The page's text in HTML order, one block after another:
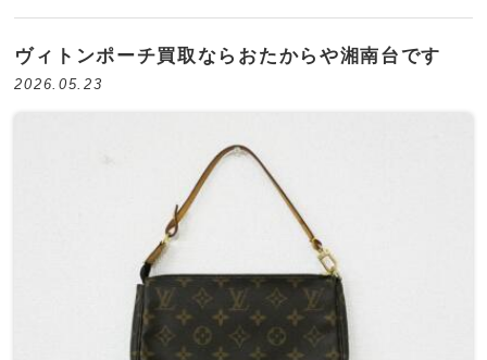
ヴィトンポーチ買取ならおたからや湘南台です
2026.05.23